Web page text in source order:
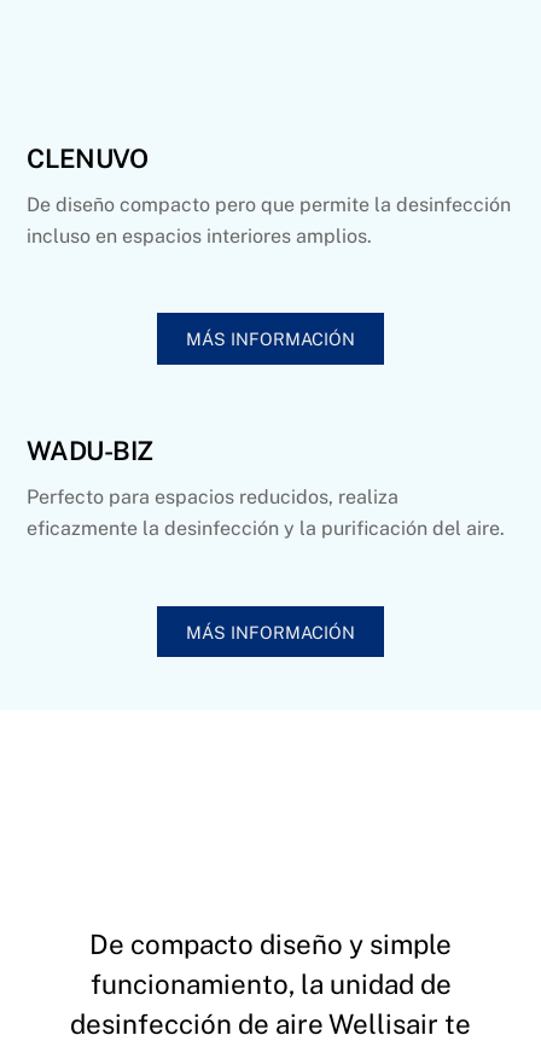
CLENUVO
De diseño compacto pero que permite la desinfección
incluso en espacios interiores amplios.
MÁS INFORMACIÓN
WADU-BIZ
Perfecto para espacios reducidos, realiza
eficazmente la desinfección y la purificación del aire.
MÁS INFORMACIÓN
De compacto diseño y simple
funcionamiento, la unidad de
desinfección de aire Wellisair te